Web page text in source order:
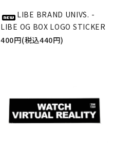
LIBE BRAND UNIVS. -
LIBE OG BOX LOGO STICKER
400円(税込440円)